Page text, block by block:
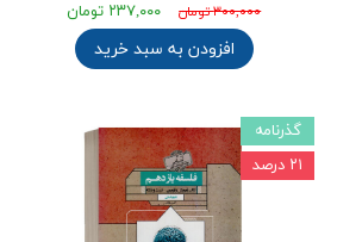
۳۰۰,۰۰۰ تومان ۲۳۷,۰۰۰ تومان
افزودن به سبد خرید
گذرنامه
۲۱ درصد